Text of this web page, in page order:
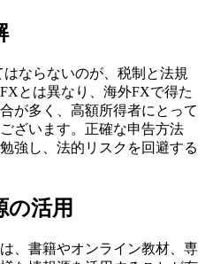
ならないのが、税制と法規
とは異なり、海外FXで得た
が多く、高額所得者にとって
ざいます。正確な申告方法
強し、法的リスクを回避する
の活用
、書籍やオンライン教材、専